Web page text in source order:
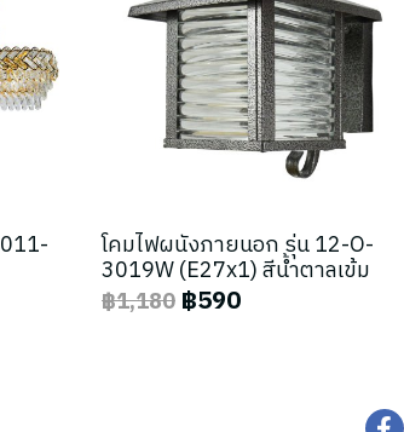
โคมไฟผนังภายนอก รุ่น 12-O-
3019W (E27x1) สีน้ำตาลเข้ม
฿1,180 ฿590